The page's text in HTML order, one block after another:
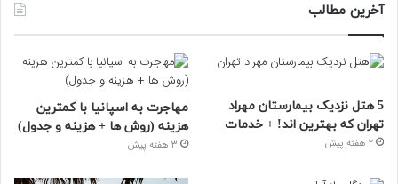
آخرین مطالب
5 هتل نزدیک بیمارستان مهراد
تهران که بهترین‌ اند! + خدمات
2 هفته پیش
مهاجرت به اسپانیا با کمترین
هزینه (روش ها + هزینه و جدول)
3 هفته پیش